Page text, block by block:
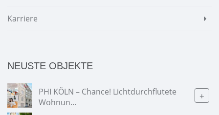
Karriere
NEUSTE OBJEKTE
PHI KÖLN – Chance! Lichtdurchflutete
Wohnun...
+